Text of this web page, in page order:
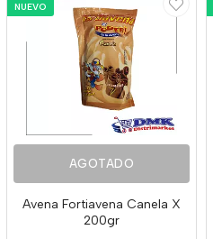
NUEVO
AGOTADO
Avena Fortiavena Canela X
200gr